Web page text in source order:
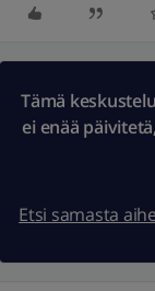
Tämä
ei enää
Etsi samasta